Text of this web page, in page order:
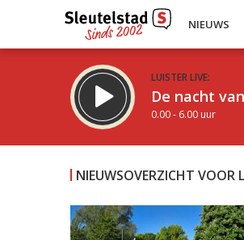
NIEUWS
LUISTER LIVE:
De nacht
0.00 - 6.00 uur
Inklappen
NIEUWSOVERZICHT VOOR